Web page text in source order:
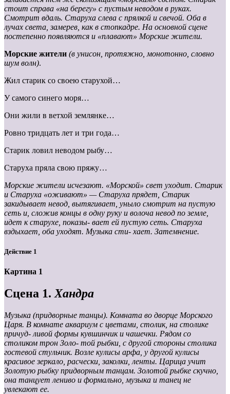
стоит справа «на берегу» с пустым неводом в руках.
Смотрит вдаль. Старуха слева с прялкой и свечой. Оба в
лучах света, замерев, как в стопкадре. На основной сцене
постепенно появляются и «плавают» Морские жители.
Морские жители (в унисон, протяжно, монотонно, словно
шум волн).
Жил старик со своею старухой…
У самого синего моря…
Они жили в ветхой землянке…
Ровно тридцать лет и три года…
Старик ловил неводом рыбу…
Старуха пряла свою пряжу…
Морские жители исчезают. «Морской» свет уходит. Старик
и Старуха «оживают» — Старуха прядет, Старик
закидывает невод, вытягивает, уныло смотрит на пустую
сеть и, сложив концы в одну руку и волоча невод по земле,
идет к старухе, показы- вает ей пустую сеть. Старуха
вздыхает, оба уходят. Музыка сти- хает. Затемнение.
Действие 1
Картина 1
Сцена 1. Хандра
Музыка (придворные танцы). Комната во дворце Морского
Царя. В комнате аквариум с цветами, столик, на столике
причуд- ливой формы кувшинчик и чашечки. Рядом со
столиком трон Золо- той рыбки, с другой стороны столика
гостевой стульчик. Возле кулисы арфа, у другой кулисы
красивое зеркало, расчески, заколки, ленты. Царица учит
Золотую рыбку придворным танцам. Золотой рыбке скучно,
она танцует лениво и формально, музыка и танец не
увлекают ее.